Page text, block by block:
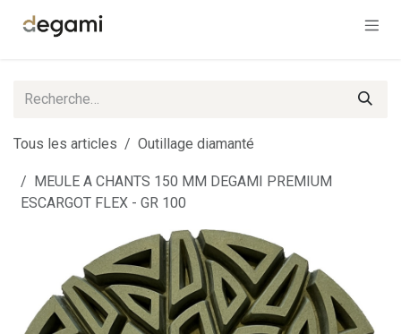
Tous les articles Outillage diamanté
MEULE A CHANTS 150 MM DEGAMI PREMIUM
ESCARGOT FLEX - GR 100